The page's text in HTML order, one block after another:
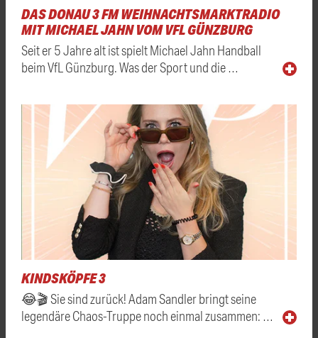
DAS DONAU 3 FM WEIHNACHTSMARKTRADIO
MIT MICHAEL JAHN VOM VFL GÜNZBURG
Seit er 5 Jahre alt ist spielt Michael Jahn Handball
beim VfL Günzburg. Was der Sport und die …
KINDSKÖPFE 3
😂🎬 Sie sind zurück! Adam Sandler bringt seine
legendäre Chaos-Truppe noch einmal zusammen: …